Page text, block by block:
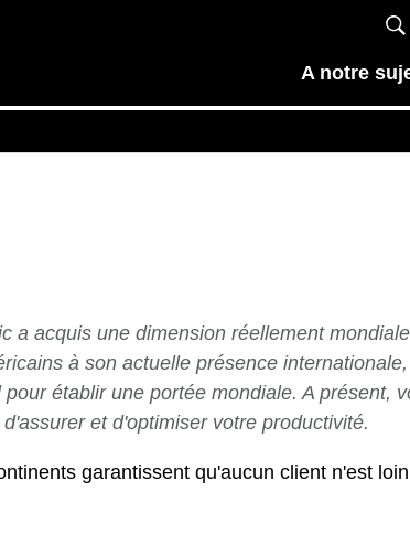
A notre
a acquis une dimension réellement
à son actuelle présence internationale,
établir une portée mondiale. A présent,
et d'optimiser votre productivité.
garantissent qu'aucun client n'est